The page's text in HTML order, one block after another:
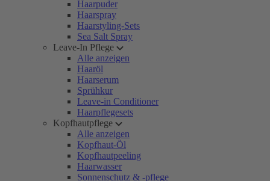
Haarpuder
Haarspray
Haarstyling-Sets
Sea Salt Spray
Leave-In Pflege
Alle anzeigen
Haaröl
Haarserum
Sprühkur
Leave-in Conditioner
Haarpflegesets
Kopfhautpflege
Alle anzeigen
Kopfhaut-Öl
Kopfhautpeeling
Haarwasser
Sonnenschutz & -pflege